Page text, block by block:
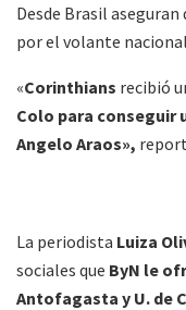
Desde Brasil
por el volante
«Corinthians recibió
Colo para conseguir
Angelo Araos»,
La periodista Luiza
sociales que ByN le
Antofagasta y U. de